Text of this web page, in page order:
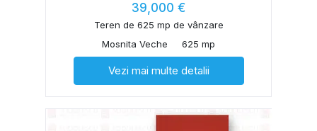
39,000 €
Teren de 625 mp de vânzare
Mosnita Veche
625 mp
Vezi mai multe detalii